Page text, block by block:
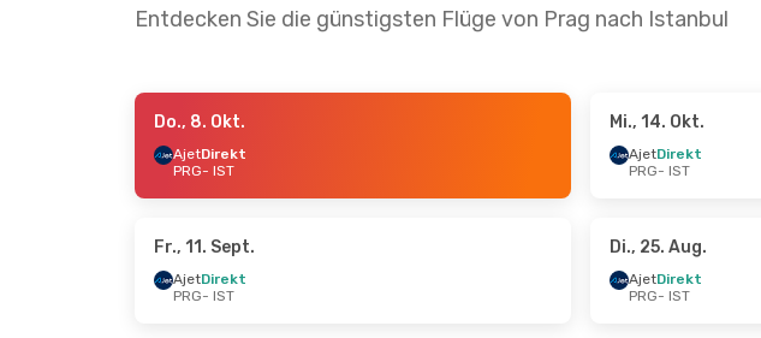
Entdecken Sie die günstigsten Flüge von Prag nach Istanbul
- Mo., 14. Sept.
Direkt
- Di., 25. Aug.
- Di., 29. Sept. - Di., 13. Okt.
Do., 8. Okt.
AjetDirekt
PRG- IST
Mi., 14. Okt.
AjetDirekt
PRG- IST
Fr., 11. Sept.
AjetDirekt
PRG- IST
Di., 25. Aug.
AjetDirekt
PRG- IST